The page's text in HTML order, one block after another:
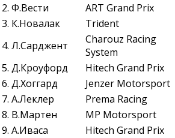
2. Ф.Вести
ART Grand Prix
3. К.Новалак
Trident
4. Л.Сарджент
Charouz Racing
System
5. Д.Кроуфорд
Hitech Grand Prix
6. Д.Хоггард
Jenzer Motorsport
7. А.Леклер
Prema Racing
8. В.Мартен
MP Motorsport
9. А.Иваса
Hitech Grand Prix